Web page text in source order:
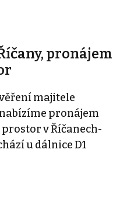
pronájem
majitele
pronájem
v Říčanech-
u dálnice D1